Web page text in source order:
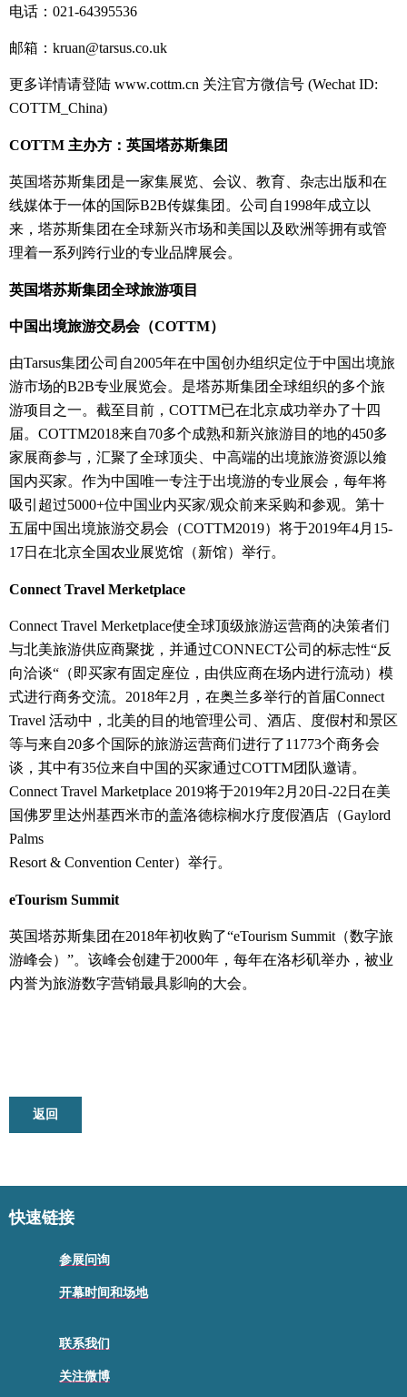
电话： 021-64395536
邮箱： kruan@tarsus.co.uk
更多详情请登陆 www.cottm.cn 关注官方微信号 (Wechat ID:
COTTM_China)
COTTM 主办方：英国塔苏斯集团
英国塔苏斯集团是一家集展览、会议、教育、杂志出版和在
线媒体于一体的国际B2B传媒集团。公司自1998年成立以
来，塔苏斯集团在全球新兴市场和美国以及欧洲等拥有或管
理着一系列跨行业的专业品牌展会。
英国塔苏斯集团全球旅游项目
中国出境旅游交易会（COTTM）
由Tarsus集团公司自2005年在中国创办组织定位于中国出境旅
游市场的B2B专业展览会。是塔苏斯集团全球组织的多个旅
游项目之一。截至目前， COTTM已在北京成功举办了十四
届。 COTTM2018来自70多个成熟和新兴旅游目的地的450多
家展商参与，汇聚了全球顶尖、中高端的出境旅游资源以飨
国内买家。作为中国唯一专注于出境游的专业展会，每年将
吸引超过5000+位中国业内买家/观众前来采购和参观。第十
五届中国出境旅游交易会（COTTM2019）将于2019年4月 15-
17日在北京全国农业展览馆（新馆）举行。
Connect Travel Merketplace
Connect Travel Merketplace使全球顶级旅游运营商的决策者们
与北美旅游供应商聚拢，并通过CONNECT公司的标志性“反
向洽谈“（即买家有固定座位，由供应商在场内进行流动）模
式进行商务交流。 2018年2 月，在奥兰多举行的首届Connect
Travel 活动中，北美的目的地管理公司、酒店、度假村和景区
等与来自20多个国际的旅游运营商们进行了11773个商务会
谈，其中有35位来自中国的买家通过COTTM团队邀请。
Connect Travel Marketplace 2019将于2019年2 月 20日 -22 日在美
国佛罗里达州基西米市的盖洛德棕榈水疗度假酒店（Gaylord
Palms
Resort & Convention Center）举行。
eTourism Summit
英国塔苏斯集团在2018年初收购了“eTourism Summit （数字旅
游峰会）”。该峰会创建于2000年，每年在洛杉矶举办，被业
内誉为旅游数字营销最具影响的大会。
返回
快速链接
参展问询
开幕时间和场地
联系我们
关注微博